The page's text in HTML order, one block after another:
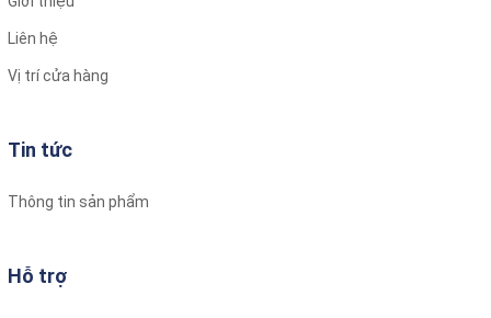
Liên hệ
Vị trí cửa hàng
Tin tức
Thông tin sản phẩm
Hỗ trợ